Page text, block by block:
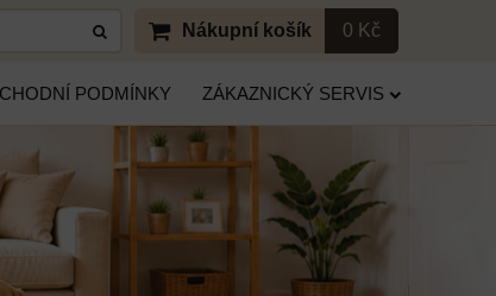
Nákupní košík 0 Kč
PODMÍNKY ZÁKAZNICKÝ SERVIS